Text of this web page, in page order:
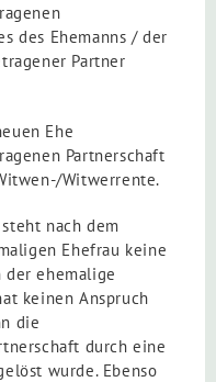
des Ehemanns / der
Partner
Ehe
Partnerschaft
Witwerrente.
nach dem
Ehefrau keine
ehemalige
keinen Anspruch
die
durch eine
wurde. Ebenso